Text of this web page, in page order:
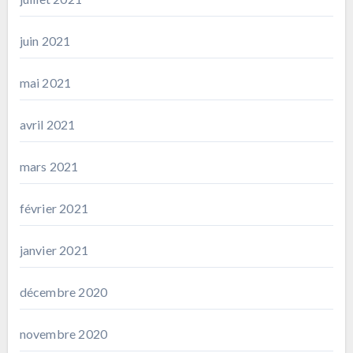
juin 2021
mai 2021
avril 2021
mars 2021
février 2021
janvier 2021
décembre 2020
novembre 2020